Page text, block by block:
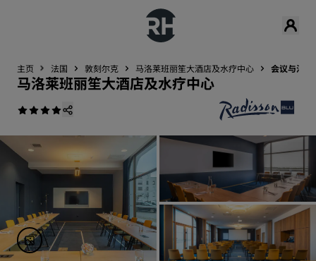
主页 法国 敦刻尔克 马洛莱班丽笙大酒店及水疗中心 会议与活动
马洛莱班丽笙大酒店及水疗中心